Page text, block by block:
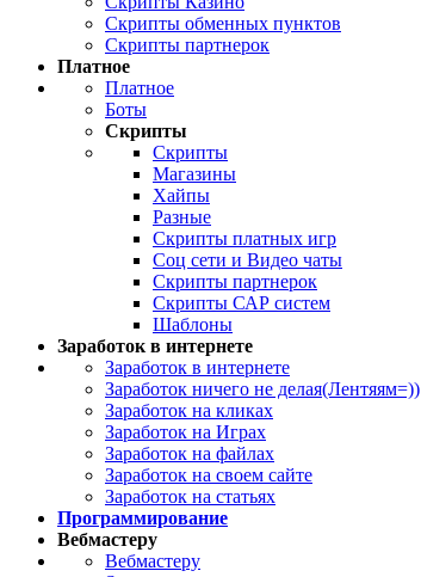
Скрипты обменных пунктов
Скрипты партнерок
Платное
Платное
Боты
Скрипты
Скрипты
Магазины
Хайпы
Разные
Скрипты платных игр
Соц сети и Видео чаты
Скрипты партнерок
Скрипты САР систем
Шаблоны
Заработок в интернете
Заработок в интернете
Заработок ничего не делая(Лентяям=))
Заработок на кликах
Заработок на Играх
Заработок на файлах
Заработок на своем сайте
Заработок на статьях
Программирование
Вебмастеру
Вебмастеру